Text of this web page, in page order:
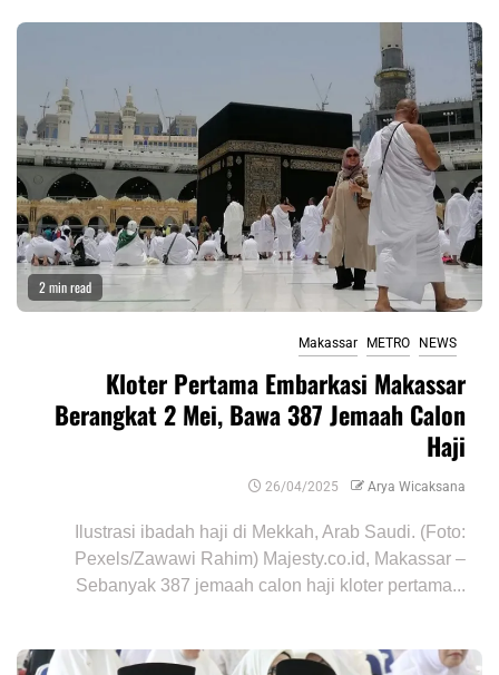
2 min read
Makassar METRO NEWS
Kloter Pertama Embarkasi Makassar
Berangkat 2 Mei, Bawa 387 Jemaah Calon
Haji
26/04/2025 Arya Wicaksana
Ilustrasi ibadah haji di Mekkah, Arab Saudi. (Foto:
Pexels/Zawawi Rahim) Majesty.co.id, Makassar –
Sebanyak 387 jemaah calon haji kloter pertama...